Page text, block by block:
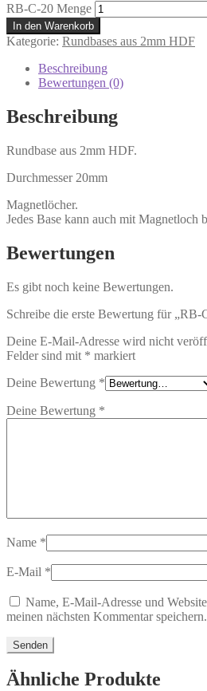
RB-C-20 Menge
In den Warenkorb
Kategorie: Rundbases aus 2mm HDF
Beschreibung
Bewertungen (0)
Beschreibung
Rundbase aus 2mm HDF.
Durchmesser 20mm
Magnetlöcher.
Jedes Base kann auch mit Magnetloch
Bewertungen
Es gibt noch keine Bewertungen.
Schreibe die erste Bewertung für „RB-
Deine E-Mail-Adresse wird nicht
Felder sind mit * markiert
Deine Bewertung *
Deine Bewertung *
Name *
E-Mail *
Name, E-Mail-Adresse und
meinen nächsten Kommentar speichern.
Ähnliche Produkte